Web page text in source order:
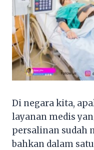
Di negara kita,
layanan medis
persalinan sudah
bahkan dalam